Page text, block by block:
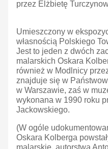
przez Elżbietę
Umieszczony w
własnością Polskiego
Jest to jeden z dwóch
malarskich Oskara
również w Modlnicy
znajduje się w
w Warszawie, zaś w
wykonana w 1990 roku
Jackowskiego.
(W ogóle
Oskara Kolberga